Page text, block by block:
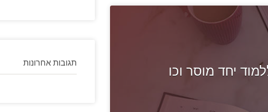
יחד מוסר וכו
תגובות אחרונות